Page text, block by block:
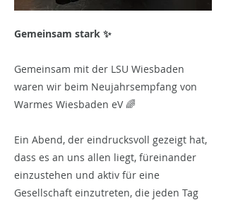
Gemeinsam stark ✨
Gemeinsam mit der LSU Wiesbaden
waren wir beim Neujahrsempfang von
Warmes Wiesbaden eV 🌈
Ein Abend, der eindrucksvoll gezeigt hat,
dass es an uns allen liegt, füreinander
einzustehen und aktiv für eine
Gesellschaft einzutreten, die jeden Tag